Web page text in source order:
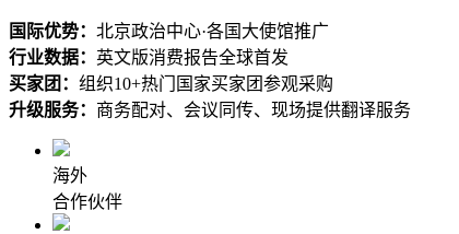
国际优势： 北京政治中心·各国大使馆推广
行业数据： 英文版消费报告全球首发
买家团： 组织10+热门国家买家团参观采购
升级服务： 商务配对、会议同传、现场提供翻译服务
海外
合作伙伴